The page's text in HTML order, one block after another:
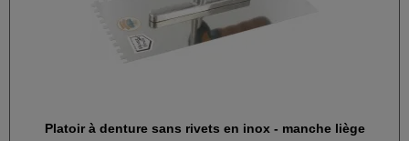
Aperçu rapide
Platoir à denture sans rivets en inox - manche liège